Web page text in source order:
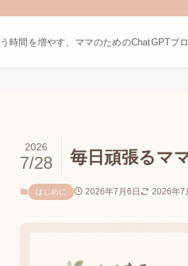
時間を増やす、ママのためのChatGPTブロ
毎日頑張るマ
2026
7/28
はじめに 2026年7月6日 2026年7